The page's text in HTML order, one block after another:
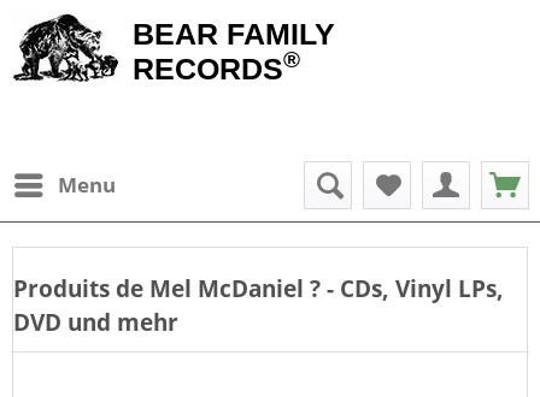
BEAR FAMILY
RECORDS®
Menu
Produits de Mel McDaniel ? - CDs, Vinyl LPs,
DVD und mehr